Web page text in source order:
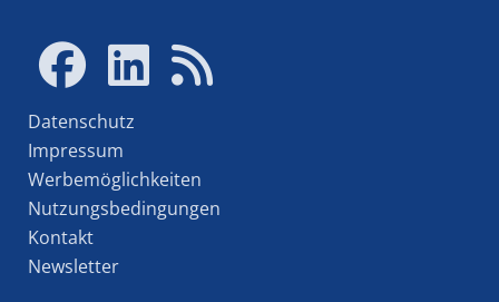
Datenschutz
Impressum
Werbemöglichkeiten
Nutzungsbedingungen
Kontakt
Newsletter